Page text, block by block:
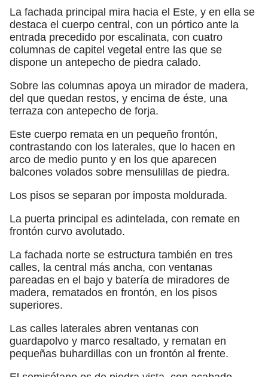
La fachada principal mira hacia el Este, y en ella se
destaca el cuerpo central, con un pórtico ante la
entrada precedido por escalinata, con cuatro
columnas de capitel vegetal entre las que se
dispone un antepecho de piedra calado.
Sobre las columnas apoya un mirador de madera,
del que quedan restos, y encima de éste, una
terraza con antepecho de forja.
Este cuerpo remata en un pequeño frontón,
contrastando con los laterales, que lo hacen en
arco de medio punto y en los que aparecen
balcones volados sobre mensulillas de piedra.
Los pisos se separan por imposta moldurada.
La puerta principal es adintelada, con remate en
frontón curvo avolutado.
La fachada norte se estructura también en tres
calles, la central más ancha, con ventanas
pareadas en el bajo y batería de miradores de
madera, rematados en frontón, en los pisos
superiores.
Las calles laterales abren ventanas con
guardapolvo y marco resaltado, y rematan en
pequeñas buhardillas con un frontón al frente.